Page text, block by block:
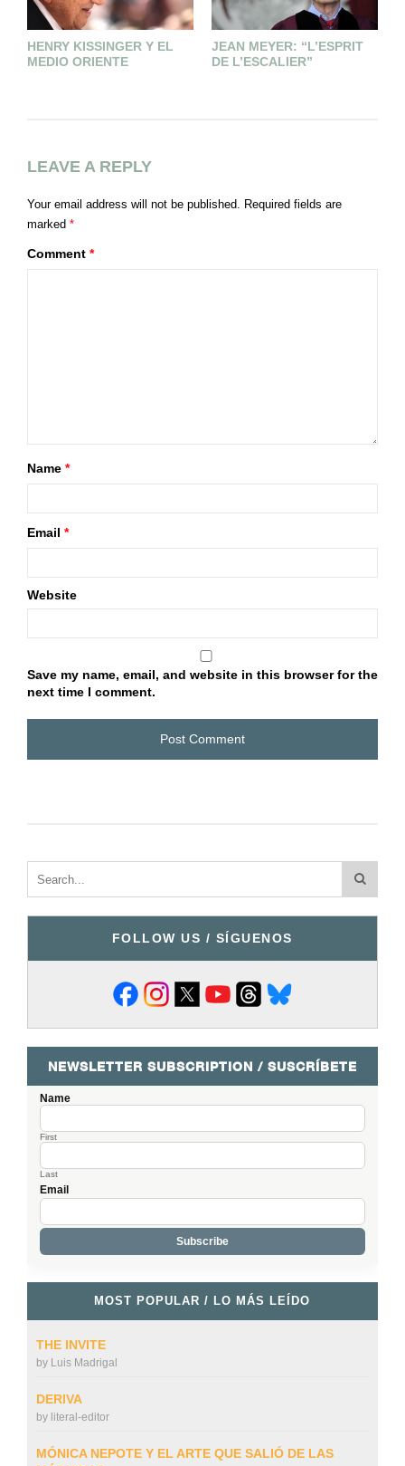
HENRY KISSINGER Y EL
MEDIO ORIENTE
JEAN MEYER: “L’ESPRIT
DE L’ESCALIER”
LEAVE A REPLY
Your email address will not be published. Required fields are
marked *
Comment *
Name *
Email *
Website
Save my name, email, and website in this browser for the
next time I comment.
FOLLOW US / SÍGUENOS
NEWSLETTER SUBSCRIPTION / SUSCRÍBETE
Name
First
Last
Email
MOST POPULAR / LO MÁS LEÍDO
THE INVITE
by Luis Madrigal
DERIVA
by literal-editor
MÓNICA NEPOTE Y EL ARTE QUE SALIÓ DE LAS